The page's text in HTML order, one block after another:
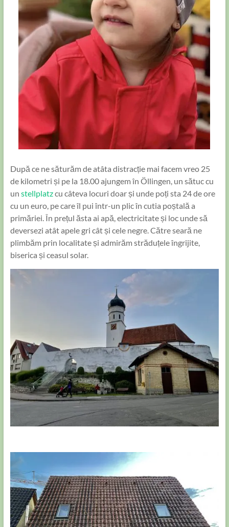
După ce ne săturăm de atâta distracție mai facem vreo 25
de kilometri și pe la 18.00 ajungem în Öllingen, un sătuc cu
un stellplatzcu câteva locuri doar și unde poți sta 24 de ore
cu un euro, pe care îl pui într-un plic în cutia poștală a
primăriei. În prețul ăsta ai apă, electricitate și loc unde să
deversezi atât apele gri cât și cele negre. Către seară ne
plimbăm prin localitate și admirăm străduțele îngrijite,
biserica și ceasul solar.